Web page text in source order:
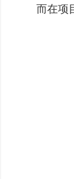
而在项